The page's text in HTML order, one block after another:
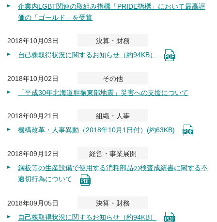
企業内LGBT関連の取組み指標「PRIDE指標」において最高評
価の「ゴールド」を受賞
2018年10月03日
決算・財務
自己株取得状況に関するお知らせ（約94KB）
2018年10月02日
その他
「平成30年北海道胆振東部地震」災害への支援について
2018年09月21日
組織・人事
機構改革・人事異動（2018年10月1日付）(約63KB)
2018年09月12日
経営・事業展開
鋼板等の生産設備で使用する消耗部品の検査成績書に関する不
適切行為について
2018年09月05日
決算・財務
自己株取得状況に関するお知らせ（約94KB）